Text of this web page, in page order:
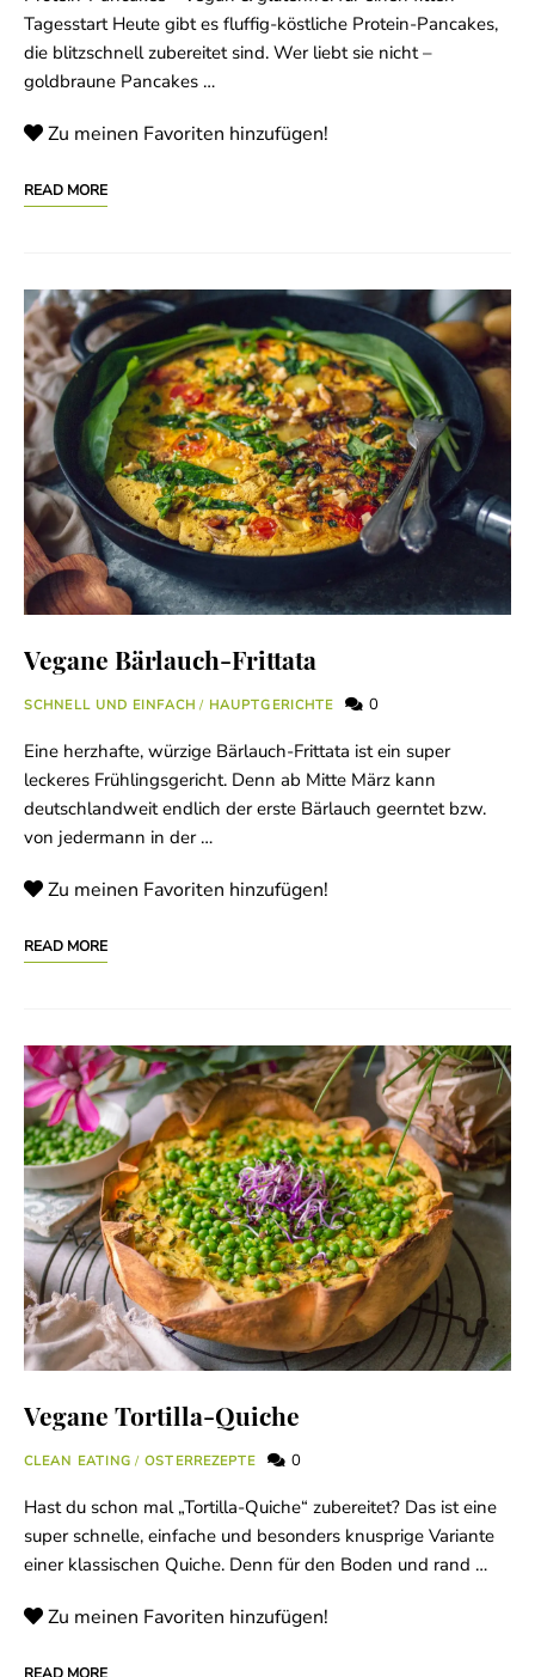
Tagesstart Heute gibt es fluffig-köstliche Protein-Pancakes,
die blitzschnell zubereitet sind. Wer liebt sie nicht –
goldbraune Pancakes …
Zu meinen Favoriten hinzufügen!
READ MORE
Vegane Bärlauch-Frittata
SCHNELL UND EINFACH / HAUPTGERICHTE 0
Eine herzhafte, würzige Bärlauch-Frittata ist ein super
leckeres Frühlingsgericht. Denn ab Mitte März kann
deutschlandweit endlich der erste Bärlauch geerntet bzw.
von jedermann in der …
Zu meinen Favoriten hinzufügen!
READ MORE
Vegane Tortilla-Quiche
CLEAN EATING / OSTERREZEPTE 0
Hast du schon mal „Tortilla-Quiche“ zubereitet? Das ist eine
super schnelle, einfache und besonders knusprige Variante
einer klassischen Quiche. Denn für den Boden und rand …
Zu meinen Favoriten hinzufügen!